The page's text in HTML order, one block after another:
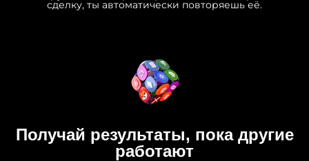
сделку, ты автоматически повторяешь её.
Получай результаты, пока другие
работают